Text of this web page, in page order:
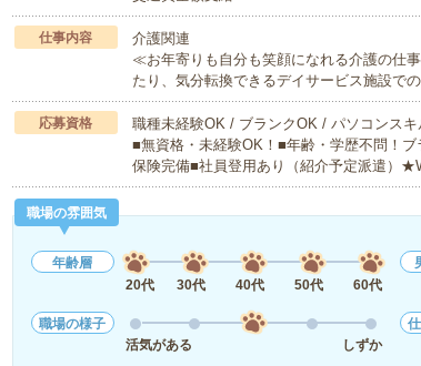
仕事内容
介護関連
≪お年寄りも自分も笑顔になれる介護の仕
たり、気分転換できるデイサービス施設で
応募資格
職種未経験OK / ブランクOK / パソコンス
■無資格・未経験OK！■年齢・学歴不問！
保険完備■社員登用あり（紹介予定派遣）
職場の雰囲気
年齢層
20代
30代 40代 50代 60代
職場の様子
活気がある
しずか